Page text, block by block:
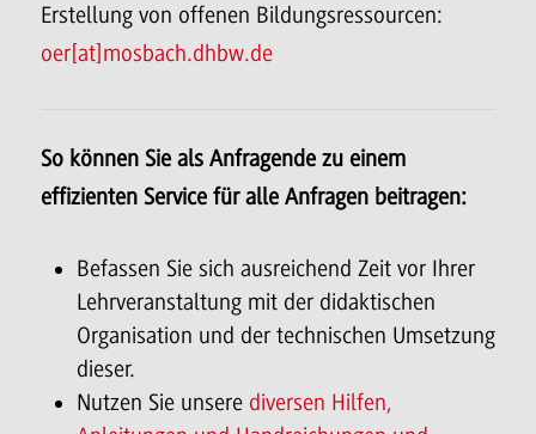
Erstellung von offenen Bildungsressourcen:
oer[at]mosbach.dhbw.de
So können Sie als Anfragende zu einem
effizienten Service für alle Anfragen beitragen:
Befassen Sie sich ausreichend Zeit vor Ihrer
Lehrveranstaltung mit der didaktischen
Organisation und der technischen Umsetzung
dieser.
Nutzen Sie unsere diversen Hilfen,